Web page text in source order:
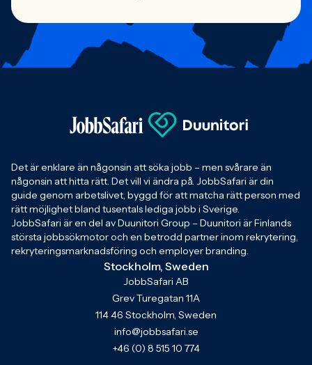
Det är enklare än någonsin att söka jobb – men svårare än
någonsin att hitta rätt. Det vill vi ändra på. JobbSafari är din
guide genom arbetslivet, byggd för att matcha rätt person med
rätt möjlighet bland tusentals lediga jobb i Sverige.
JobbSafari är en del av Duunitori Group – Duunitori är Finlands
största jobbsökmotor och en betrodd partner inom rekrytering,
rekryteringsmarknadsföring och employer branding.
Stockholm, Sweden
JobbSafari AB
Grev Turegatan 11A
114 46 Stockholm, Sweden
info@jobbsafari.se
+46 (0) 8 515 10 774